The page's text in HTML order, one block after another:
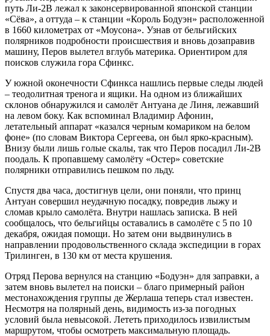
путь Ли-2В лежал к законсервированной японской станции
«Сёва», а оттуда – к станции «Король Бодуэн» расположенной
в 1660 километрах от «Моусона». Узнав от бельгийских
полярников подробности происшествия и вновь дозаправив
машину, Перов вылетел вглубь материка. Ориентиром для
поисков служила гора Сфинкс.
У южной оконечности Сфинкса нашлись первые следы людей
– теодолитная тренога и ящики. На одном из ближайших
склонов обнаружился и самолёт Антуана де Линя, лежавший
на левом боку. Как вспоминал Владимир Афонин,
летательный аппарат «казался черным комариком на белом
фоне» (по словам Виктора Сергеева, он был ярко-красным).
Внизу были лишь голые скалы, так что Перов посадил Ли-2В
поодаль. К пропавшему самолёту «Остер» советские
полярники отправились пешком по льду.
Спустя два часа, достигнув цели, они поняли, что принц
Антуан совершил неудачную посадку, повредив лыжу и
сломав крыло самолёта. Внутри нашлась записка. В ней
сообщалось, что бельгийцы оставались в самолёте с 5 по 10
декабря, ожидая помощи. Но затем они выдвинулись в
направлении продовольственного склада экспедиции в горах
Трилинген, в 130 км от места крушения.
Отряд Перова вернулся на станцию «Бодуэн» для заправки, а
затем вновь вылетел на поиски – благо примерный район
местонахождения группы де Жерлаша теперь стал известен.
Несмотря на полярный день, видимость из-за погодных
условий была невысокой. Лететь приходилось извилистым
маршрутом, чтобы осмотреть максимальную площадь.